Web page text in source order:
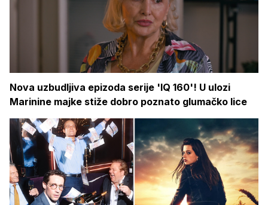
Nova uzbudljiva epizoda serije 'IQ 160'! U ulozi
Marinine majke stiže dobro poznato glumačko lice